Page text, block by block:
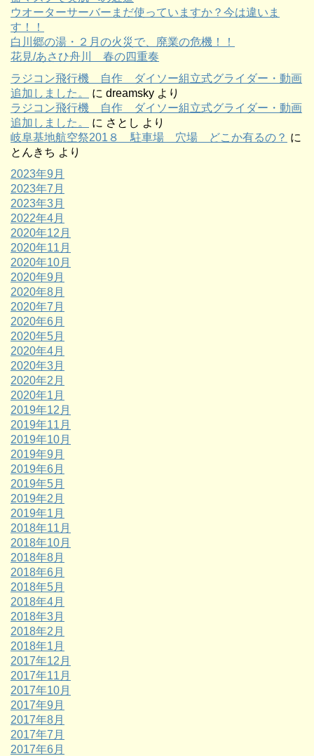
ウオーターサーバーまだ使っていますか？今は違いま
す！！
白川郷の湯・２月の火災で、廃業の危機！！
花見/あさひ舟川 春の四重奏
ラジコン飛行機 自作 ダイソー組立式グライダー・動画
追加しました。
に dreamsky より
ラジコン飛行機 自作 ダイソー組立式グライダー・動画
追加しました。
に さとし より
岐阜基地航空祭201８ 駐車場 穴場 どこか有るの？ に
とんきち より
2023年9月
2023年7月
2023年3月
2022年4月
2020年12月
2020年11月
2020年10月
2020年9月
2020年8月
2020年7月
2020年6月
2020年5月
2020年4月
2020年3月
2020年2月
2020年1月
2019年12月
2019年11月
2019年10月
2019年9月
2019年6月
2019年5月
2019年2月
2019年1月
2018年11月
2018年10月
2018年8月
2018年6月
2018年5月
2018年4月
2018年3月
2018年2月
2018年1月
2017年12月
2017年11月
2017年10月
2017年9月
2017年8月
2017年7月
2017年6月